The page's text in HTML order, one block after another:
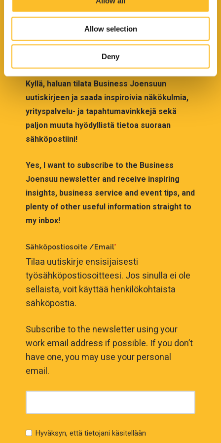
the businessjoensuu.fi website uses cookies for visitor
tracking. We use services provided by third parties on
our website to develop our services, improve the web-
site’s user experience and for targeting marketing.
When you arrive on the website, you can either accept all
cookies or only the strictly necessary cookies in the
cookie consent banner.
Allow selection
Deny
Kyllä, haluan tilata Business Joensuun
uutiskirjeen ja saada inspiroivia näkökulmia,
yrityspalvelu- ja tapahtumavinkkejä sekä
paljon muuta hyödyllistä tietoa suoraan
sähköpostiini!
Yes, I want to subscribe to the Business
Joensuu newsletter and receive inspiring
insights, business service and event tips, and
plenty of other useful information straight to
my inbox!
Sähköpostiosoite /Email*
Tilaa uutiskirje ensisijaisesti
työsähköpostiosoitteesi. Jos sinulla ei ole
sellaista, voit käyttää henkilökohtaista
sähköpostia.
Subscribe to the newsletter using your
work email address if possible. If you don’t
have one, you may use your personal
email.
Hyväksyn, että tietojani käsitellään